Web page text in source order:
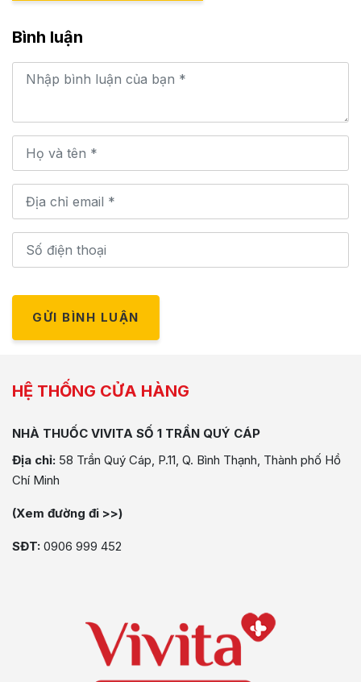
Bình luận
GỬI BÌNH LUẬN
HỆ THỐNG CỬA HÀNG
NHÀ THUỐC VIVITA SỐ 1 TRẦN QUÝ CÁP
Địa chỉ: 58 Trần Quý Cáp, P.11, Q. Bình Thạnh, Thành phố Hồ
Chí Minh
(Xem đường đi >>)
SĐT: 0906 999 452